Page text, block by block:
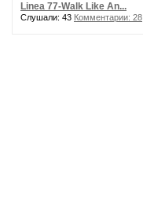
Linea 77-Walk Like An...
Слушали: 43 Комментарии: 28